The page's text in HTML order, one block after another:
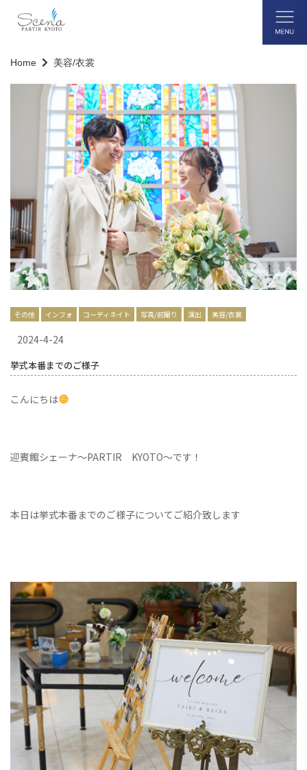
Home 美容/衣裳
その他 インフォ コーディネイト 写真/前撮り 演出 美容/衣裳
2024-4-24
挙式本番までのご様子
こんにちは
迎賓館シェーナ～PARTIR KYOTO～です！
本日は挙式本番までのご様子についてご紹介致します